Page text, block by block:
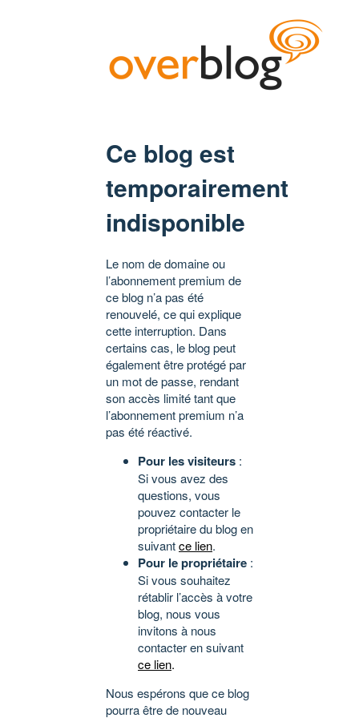
Ce blog est
temporairement
indisponible
Le nom de domaine ou
l’abonnement premium de
ce blog n’a pas été
renouvelé, ce qui explique
cette interruption. Dans
certains cas, le blog peut
également être protégé par
un mot de passe, rendant
son accès limité tant que
l’abonnement premium n’a
pas été réactivé.
Pour les visiteurs :
Si vous avez des
questions, vous
pouvez contacter le
propriétaire du blog en
suivantce lien.
Pour le propriétaire :
Si vous souhaitez
rétablir l’accès à votre
blog, nous vous
invitons à nous
contacter en suivant
ce lien.
Nous espérons que ce blog
pourra être de nouveau